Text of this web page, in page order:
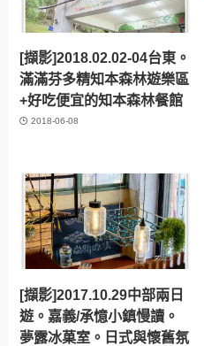
[擷影]2018.02.02-04台東。
滿滿芬多精知本森林遊樂區
+好吃便宜的知本森林餐館
2018-06-08
[擷影]2017.10.29中部兩日
遊。嘉義/承憶小鎮慢讀。
夢露冰菓室。日式與懷舊氛